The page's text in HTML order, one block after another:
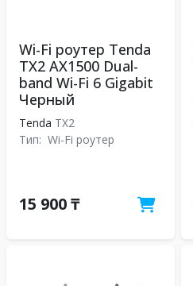
Wi-Fi роутер Tenda
TX2 AX1500 Dual-
band Wi-Fi 6 Gigabit
Черный
Tenda TX2
Тип: Wi-Fi роутер
15 900 ₸